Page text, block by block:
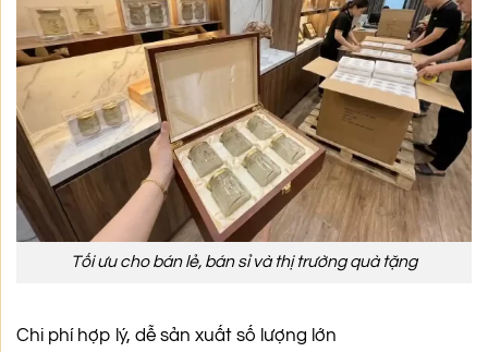
Tối ưu cho bán lẻ, bán sỉ và thị trường quà tặng
Chi phí hợp lý, dễ sản xuất số lượng lớn